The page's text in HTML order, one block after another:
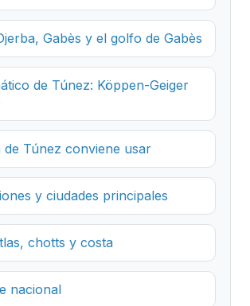
Gabès y el golfo de Gabès
de Túnez: Köppen-Geiger
de Túnez conviene usar
y ciudades principales
chotts y costa
nacional